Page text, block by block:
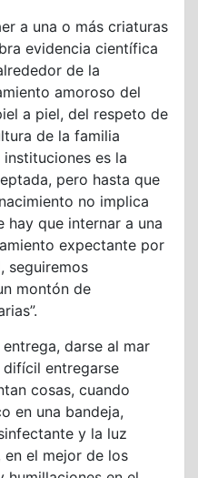
a una o más criaturas
evidencia científica
de la
amoroso del
a piel, del respeto de
de la familia
es la
pero hasta que
no implica
hay que internar a una
expectante por
seguiremos
montón de
darse al mar
difícil entregarse
cosas, cuando
en una bandeja,
y la luz
en el mejor de los